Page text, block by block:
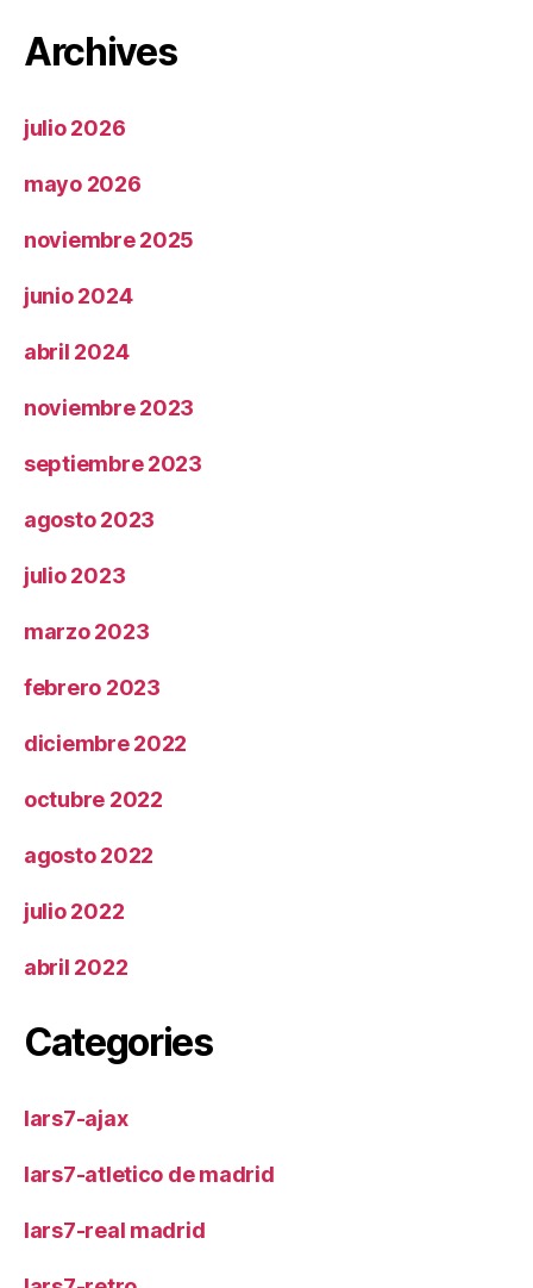
Archives
julio 2026
mayo 2026
noviembre 2025
junio 2024
abril 2024
noviembre 2023
septiembre 2023
agosto 2023
julio 2023
marzo 2023
febrero 2023
diciembre 2022
octubre 2022
agosto 2022
julio 2022
abril 2022
Categories
lars7-ajax
lars7-atletico de madrid
lars7-real madrid